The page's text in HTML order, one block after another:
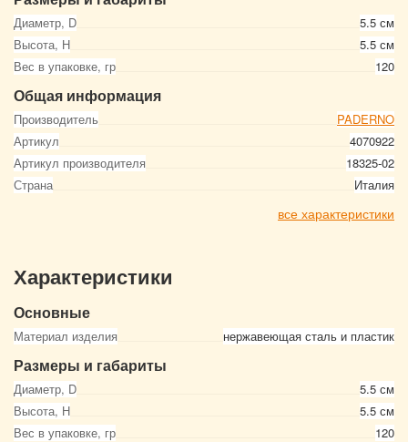
Диаметр, D
5.5 см
Высота, Н
5.5 см
Вес в упаковке, гр
120
Общая информация
Производитель
PADERNO
Артикул
4070922
Артикул производителя
18325-02
Страна
Италия
все характеристики
Характеристики
Основные
Материал изделия нержавеющая сталь и пластик
Размеры и габариты
Диаметр, D
5.5 см
Высота, Н
5.5 см
Вес в упаковке, гр
120